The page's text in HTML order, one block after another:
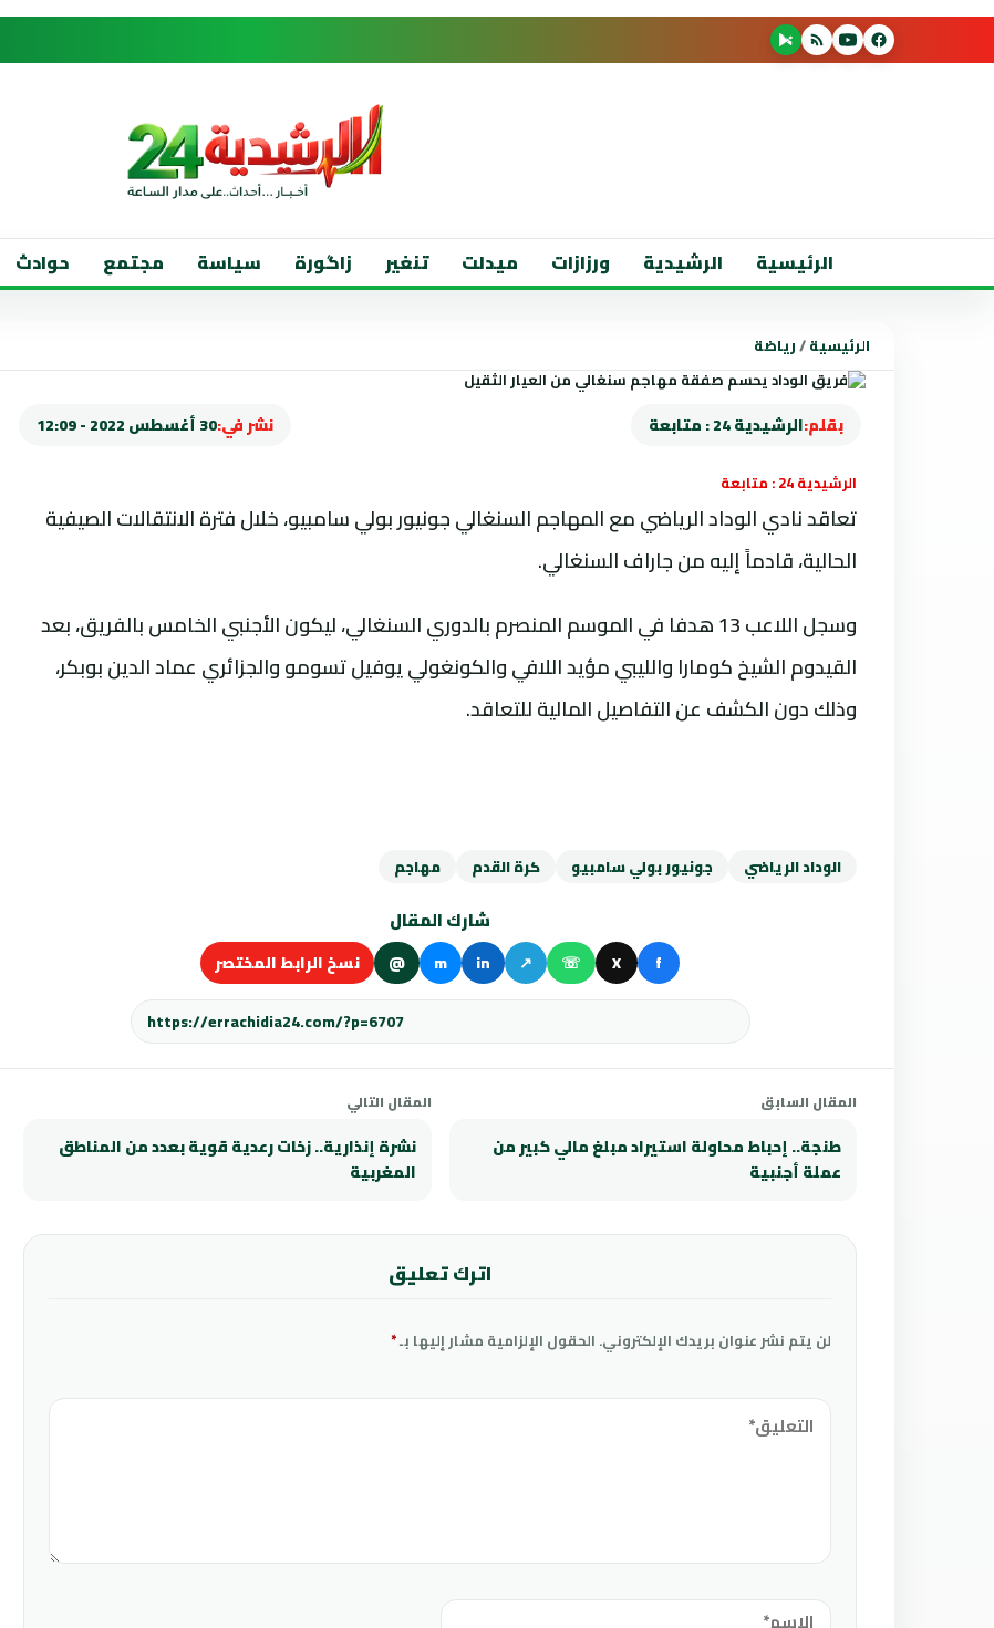
الرئيسية الرشيدية ورزازات ميدلت تنغير زاگورة سياسة مجتمع حوادث
الرئيسية/رياضة
بقلم:الرشيدية 24 : متابعة نشر في:30 أغسطس 2022 - 12:09
الرشيدية 24 : متابعة
تعاقد نادي الوداد الرياضي مع المهاجم السنغالي جونيور بولي سامبيو، خلال فترة الانتقالات الصيفية
الحالية، قادماً إليه من جاراف السنغالي.
وسجل اللاعب 13 هدفا في الموسم المنصرم بالدوري السنغالي، ليكون الأجنبي الخامس بالفريق، بعد
القيدوم الشيخ كومارا والليبي مؤيد اللافي والكونغولي يوفيل تسومو والجزائري عماد الدين بوبكر،
وذلك دون الكشف عن التفاصيل المالية للتعاقد.
الوداد الرياضي جونيور بولي سامبيو كرة القدم مهاجم
شارك المقال
f
X
☏
↗
in
m
@ نسخ الرابط المختصر
المقال السابق
طنجة.. إحباط محاولة استيراد مبلغ مالي كبير من
عملة أجنبية
المقال التالي
نشرة إنذارية.. زخات رعدية قوية بعدد من المناطق
المغربية
اترك تعليق
لن يتم نشر عنوان بريدك الإلكتروني. الحقول الإلزامية مشار إليها بـ*